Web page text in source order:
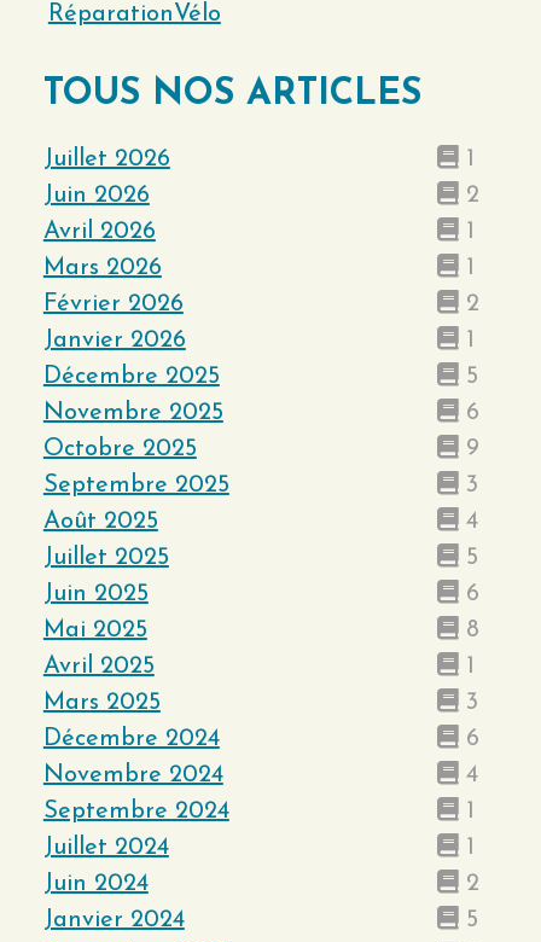
RéparationVélo
TOUS NOS ARTICLES
Juillet 2026
1
Juin 2026
2
Avril 2026
1
Mars 2026
1
Février 2026
2
Janvier 2026
1
Décembre 2025
5
Novembre 2025
6
Octobre 2025
9
Septembre 2025
3
Août 2025
4
Juillet 2025
5
Juin 2025
6
Mai 2025
8
Avril 2025
1
Mars 2025
3
Décembre 2024
6
Novembre 2024
4
Septembre 2024
1
Juillet 2024
1
Juin 2024
2
Janvier 2024
5